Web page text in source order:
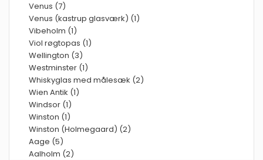
Venus (7)
Venus (kastrup glasværk) (1)
Vibeholm (1)
Viol røgtopas (1)
Wellington (3)
Westminster (1)
Whiskyglas med målesæk (2)
Wien Antik (1)
Windsor (1)
Winston (1)
Winston (Holmegaard) (2)
Aage (5)
Aalholm (2)